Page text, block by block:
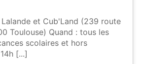
Lalande et Cub'Land (239 route
Toulouse) Quand : tous les
scolaires et hors
[...]